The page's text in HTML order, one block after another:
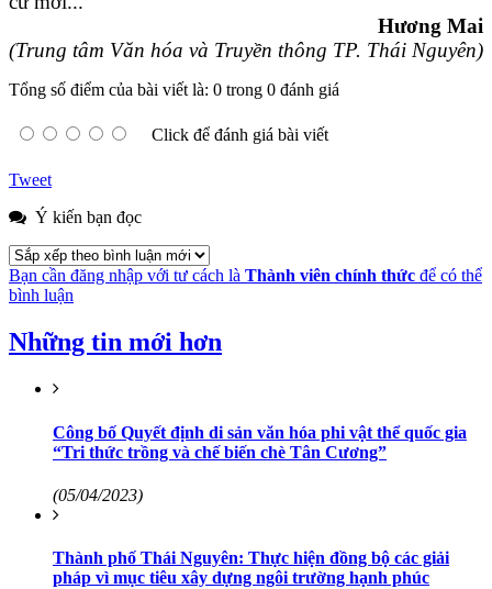
Hương Mai
(Trung tâm Văn hóa và Truyền thông TP. Thái Nguyên)
Tổng số điểm của bài viết là: 0 trong 0 đánh giá
Click để đánh giá bài viết
Tweet
Ý kiến bạn đọc
Bạn cần đăng nhập với tư cách là Thành viên chính thức để có thể
bình luận
Những tin mới hơn
Công bố Quyết định di sản văn hóa phi vật thể quốc gia
“Tri thức trồng và chế biến chè Tân Cương”
(05/04/2023)
Thành phố Thái Nguyên: Thực hiện đồng bộ các giải
pháp vì mục tiêu xây dựng ngôi trường hạnh phúc